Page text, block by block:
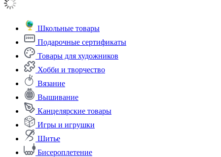
Школьные товары
Подарочные сертификаты
Товары для художников
Хобби и творчество
Вязание
Вышивание
Канцелярские товары
Игры и игрушки
Шитье
Бисероплетение